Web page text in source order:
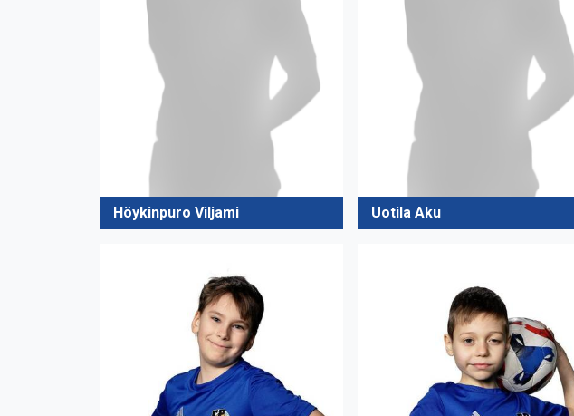
Höykinpuro Viljami Uotila Aku